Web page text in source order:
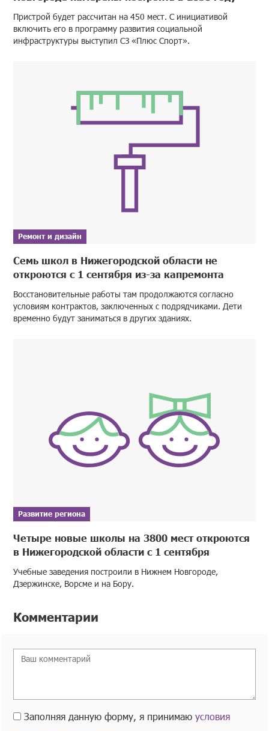
Пристрой будет рассчитан на 450 мест. С инициативой
включить его в программу развития социальной
инфраструктуры выступил СЗ «Плюс Спорт».
Ремонт и дизайн
Семь школ в Нижегородской области не
откроются с 1 сентября из-за капремонта
Восстановительные работы там продолжаются согласно
условиям контрактов, заключенных с подрядчиками. Дети
временно будут заниматься в других зданиях.
Развитие региона
Четыре новые школы на 3800 мест откроются
в Нижегородской области с 1 сентября
Учебные заведения построили в Нижнем Новгороде,
Дзержинске, Ворсме и на Бору.
Комментарии
Заполняя данную форму, я принимаюусловия